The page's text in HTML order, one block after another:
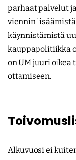
parhaat palvelut
viennin
käynnistämistä
kauppapolitiikka
on UM juuri oikea
ottamiseen.
Alkuvuosi ei